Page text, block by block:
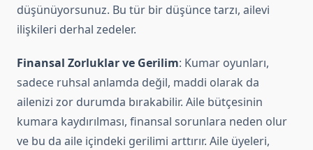
düşünüyorsunuz. Bu tür bir düşünce tarzı, ailevi
ilişkileri derhal zedeler.
Finansal Zorluklar ve Gerilim: Kumar oyunları,
sadece ruhsal anlamda değil, maddi olarak da
ailenizi zor durumda bırakabilir. Aile bütçesinin
kumara kaydırılması, finansal sorunlara neden olur
ve bu da aile içindeki gerilimi arttırır. Aile üyeleri,